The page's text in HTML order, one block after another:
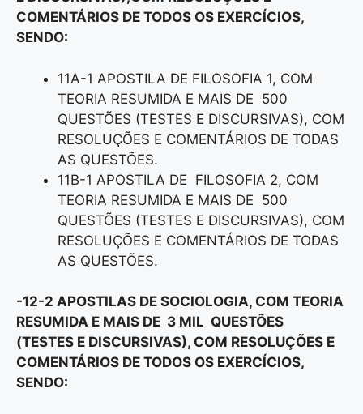
COMENTÁRIOS DE TODOS OS EXERCÍCIOS,
SENDO:
11A-1 APOSTILA DE FILOSOFIA 1, COM
TEORIA RESUMIDA E MAIS DE 500
QUESTÕES (TESTES E DISCURSIVAS), COM
RESOLUÇÕES E COMENTÁRIOS DE TODAS
AS QUESTÕES.
11B-1 APOSTILA DE FILOSOFIA 2, COM
TEORIA RESUMIDA E MAIS DE 500
QUESTÕES (TESTES E DISCURSIVAS), COM
RESOLUÇÕES E COMENTÁRIOS DE TODAS
AS QUESTÕES.
-12-2 APOSTILAS DE SOCIOLOGIA, COM TEORIA
RESUMIDA E MAIS DE 3 MIL QUESTÕES
(TESTES E DISCURSIVAS), COM RESOLUÇÕES E
COMENTÁRIOS DE TODOS OS EXERCÍCIOS,
SENDO: